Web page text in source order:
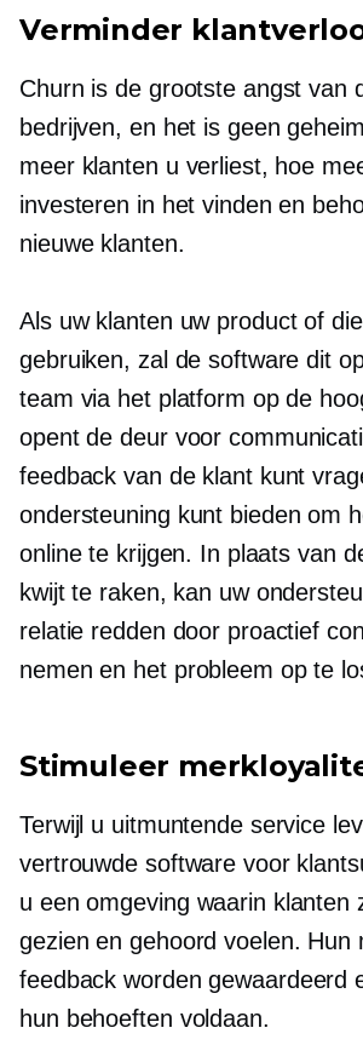
Verminder
Churn is de grootste angst van
bedrijven, en het is geen
meer klanten u verliest, hoe
investeren in het vinden en
nieuwe klanten.
Als uw klanten uw product of
gebruiken, zal de software dit
team via het platform op de
opent de deur voor
feedback van de klant kunt
ondersteuning kunt bieden om
online te krijgen. In plaats van
kwijt te raken, kan uw
relatie redden door proactief
nemen en het probleem op te
Stimuleer
Terwijl u uitmuntende service
vertrouwde software voor
u een omgeving waarin klanten
gezien en gehoord voelen. Hun
feedback worden gewaardeerd
hun behoeften voldaan.